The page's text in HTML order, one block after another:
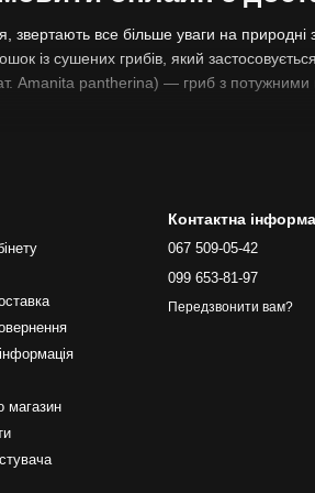
все більше уваги на природні
із сушених грибів, який
Amanita pantherina) — гриб з
поступово знайомити організм із
грибів уже набули великої
зокрема пантерний.
доступній ціні
зростає переважно в хвойних і
з білими бородавками. У природі цей
у менш токсичні форми. Це дає змогу
магазин
Контактна
067 509-05-42
099 653-81-97
Передзвонити вам?